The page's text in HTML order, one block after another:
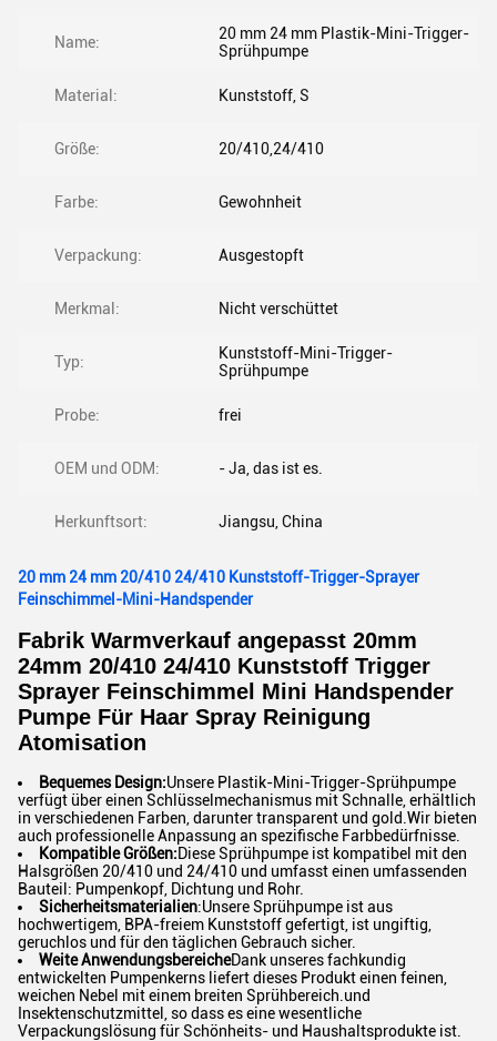
Name:
20 mm 24 mm Plastik-Mini-Trigger-
Sprühpumpe
Material: Kunststoff, S
Größe: 20/410,24/410
Farbe: Gewohnheit
Verpackung: Ausgestopft
Merkmal: Nicht verschüttet
Typ:
Kunststoff-Mini-Trigger-
Sprühpumpe
Probe: frei
OEM und ODM: - Ja, das ist es.
Herkunftsort: Jiangsu, China
20 mm 24 mm 20/410 24/410 Kunststoff-Trigger-Sprayer
Feinschimmel-Mini-Handspender
Fabrik Warmverkauf angepasst 20mm
24mm 20/410 24/410 Kunststoff Trigger
Sprayer Feinschimmel Mini Handspender
Pumpe Für Haar Spray Reinigung
Atomisation
Bequemes Design:Unsere Plastik-Mini-Trigger-Sprühpumpe
verfügt über einen Schlüsselmechanismus mit Schnalle, erhältlich
in verschiedenen Farben, darunter transparent und gold.Wir bieten
auch professionelle Anpassung an spezifische Farbbedürfnisse.
Kompatible Größen:Diese Sprühpumpe ist kompatibel mit den
Halsgrößen 20/410 und 24/410 und umfasst einen umfassenden
Bauteil: Pumpenkopf, Dichtung und Rohr.
Sicherheitsmaterialien:Unsere Sprühpumpe ist aus
hochwertigem, BPA-freiem Kunststoff gefertigt, ist ungiftig,
geruchlos und für den täglichen Gebrauch sicher.
Weite AnwendungsbereicheDank unseres fachkundig
entwickelten Pumpenkerns liefert dieses Produkt einen feinen,
weichen Nebel mit einem breiten Sprühbereich.und
Insektenschutzmittel, so dass es eine wesentliche
Verpackungslösung für Schönheits- und Haushaltsprodukte ist.